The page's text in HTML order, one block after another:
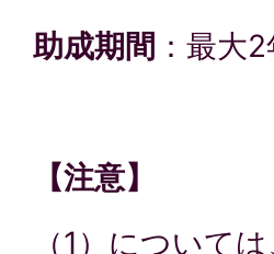
助成期間 ：最大
【注意】
（1）について